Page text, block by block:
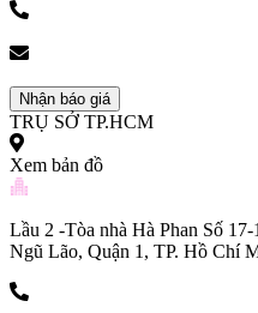
Nhận báo giá
TRỤ SỞ TP.HCM
Xem bản đồ
Lầu 2 -Tòa nhà Hà Phan Số
Ngũ Lão, Quận 1, TP. Hồ Chí